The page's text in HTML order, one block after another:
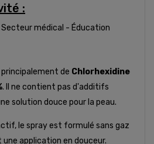
:
médical - Éducation
de Chlorhexidine
. Il ne contient pas d'additifs
solution douce pour la peau.
le spray est formulé sans gaz
application en douceur.